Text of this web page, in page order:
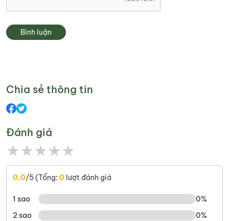
Bình luận
Chia sẻ thông tin
Đánh giá
★★★★★
0,0/5 (Tổng: 0 lượt đánh giá
1 sao
0%
2 sao
0%